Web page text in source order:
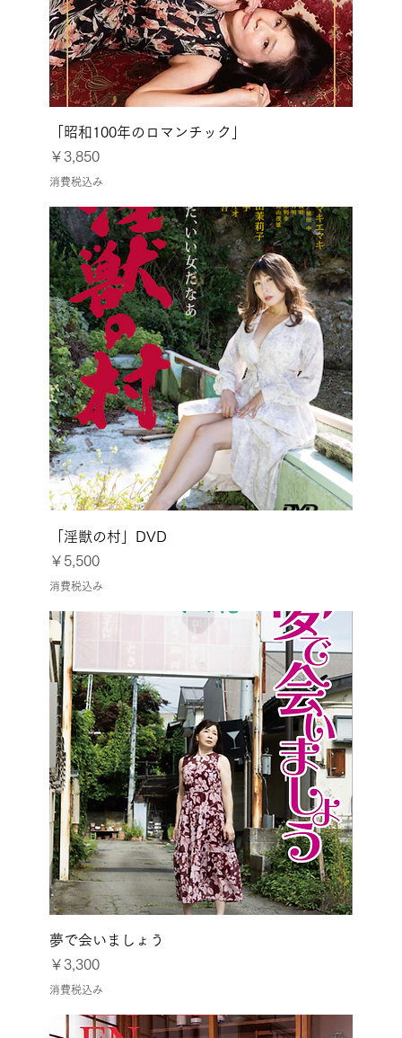
「昭和100年のロマンチック」
価格
￥3,850
消費税込み
「淫獣の村」DVD
価格
￥5,500
消費税込み
夢で会いましょう
価格
￥3,300
消費税込み